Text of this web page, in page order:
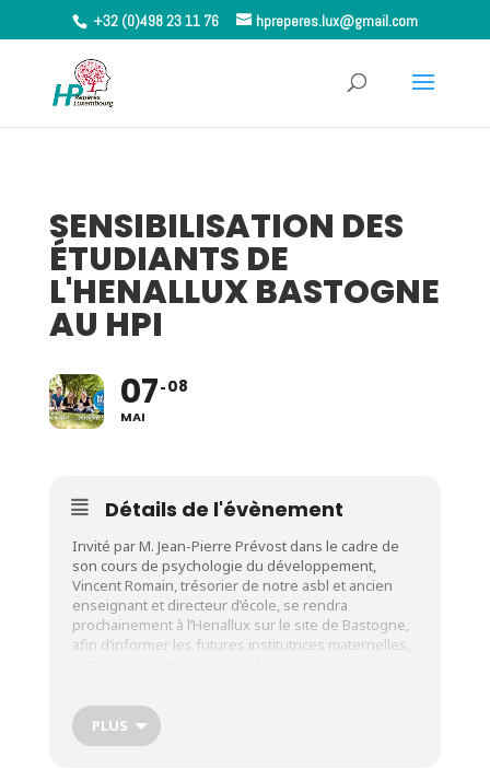
+32 (0)498 23 11 76 hpreperes.lux@gmail.com
SENSIBILISATION DES
ÉTUDIANTS DE
L'HENALLUX BASTOGNE
AU HPI
07
MAI
08
Détails de l'évènement
Invité par M. Jean-Pierre Prévost dans le cadre de
son cours de psychologie du développement,
Vincent Romain, trésorier de notre asbl et ancien
enseignant et directeur d’école, se rendra
prochainement à l’Henallux sur le site de Bastogne,
afin d’informer les futures institutrices maternelles,
rencontres annuelles sont toujours très riches et
elle se dérouleront cette année les mercredi 7 et
jeudi 8 mai prochains.
PLUS